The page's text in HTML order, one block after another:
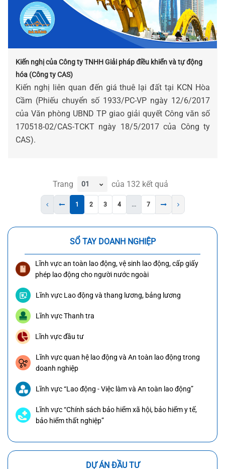
Kiến nghị của Công ty TNHH Giải pháp điều khiển và tự động
hóa (Công ty CAS)
Kiến nghị liên quan đến giá thuê lại đất tại KCN Hòa
Cầm (Phiếu chuyển số 1933/PC-VP ngày 12/6/2017
của Văn phòng UBND TP giao giải quyết Công văn số
170518-02/CAS-TCKT ngày 18/5/2017 của Công ty
CAS).
Trang của 132 kết quả
1 2 3 4 ... 7
SỔ TAY DOANH NGHIỆP
Lĩnh vực an toàn lao động, vệ sinh lao động, cấp giấy
phép lao động cho người nước ngoài
Lĩnh vực Lao động và thang lương, bảng lương
Lĩnh vực Thanh tra
Lĩnh vực đầu tư
Lĩnh vực quan hệ lao động và An toàn lao động trong
doanh nghiệp
Lĩnh vực “Lao động - Việc làm và An toàn lao động”
Lĩnh vực “Chính sách bảo hiểm xã hội, bảo hiểm y tế,
bảo hiểm thất nghiệp”
DỰ ÁN ĐẦU TƯ